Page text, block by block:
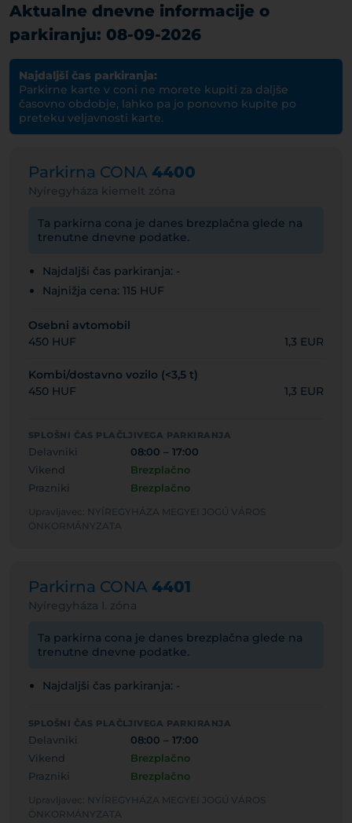
Aktualne dnevne informacije o
parkiranju: 08-09-2026
Najdaljši čas parkiranja:
Parkirne karte v coni ne morete kupiti za daljše
časovno obdobje, lahko pa jo ponovno kupite po
preteku veljavnosti karte.
Parkirna CONA 4400
Nyíregyháza kiemelt zóna
Ta parkirna cona je danes brezplačna glede na
trenutne dnevne podatke.
Najdaljši čas parkiranja: -
Najnižja cena: 115 HUF
Osebni avtomobil
450 HUF
1,3 EUR
Kombi/dostavno vozilo (<3,5 t)
450 HUF
1,3 EUR
SPLOŠNI ČAS PLAČLJIVEGA PARKIRANJA
Delavniki
08:00 – 17:00
Vikend
Brezplačno
Prazniki
Brezplačno
Upravljavec: NYÍREGYHÁZA MEGYEI JOGÚ VÁROS
ÖNKORMÁNYZATA
Parkirna CONA 4401
Nyíregyháza I. zóna
Ta parkirna cona je danes brezplačna glede na
trenutne dnevne podatke.
Najdaljši čas parkiranja: -
SPLOŠNI ČAS PLAČLJIVEGA PARKIRANJA
Delavniki
08:00 – 17:00
Vikend
Brezplačno
Prazniki
Brezplačno
Upravljavec: NYÍREGYHÁZA MEGYEI JOGÚ VÁROS
ÖNKORMÁNYZATA